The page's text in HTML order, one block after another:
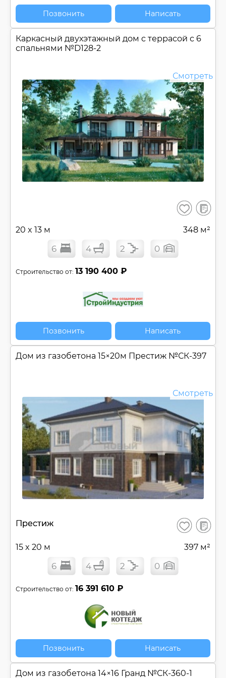
Позвонить Написать
Каркасный двухэтажный дом c террасой с 6
спальнями №D128-2
Смотреть
Сохранить
В
20 x 13 м 348 м²
6 4 2 0
Строительство от: 13 190 400 ₽
Позвонить Написать
Дом из газобетона 15×20м Престиж №СК-397
Смотреть
Престиж Сохранить
В
15 x 20 м 397 м²
6 4 2 0
Строительство от: 16 391 610 ₽
Позвонить Написать
Дом из газобетона 14×16 Гранд №СК-360-1